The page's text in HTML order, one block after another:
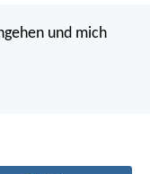
und mich